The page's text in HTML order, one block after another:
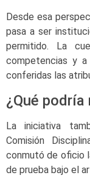
Desde esa
pasa a ser
permitido. La
competencias y
conferidas las
¿Qué
La iniciativa
Comisión
conmutó de oficio
de prueba bajo el